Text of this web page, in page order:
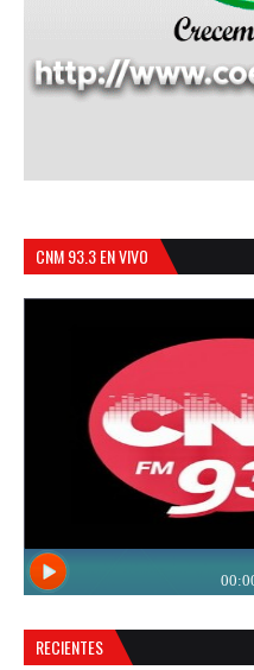
CNM 93.3 EN VIVO
RECIENTES